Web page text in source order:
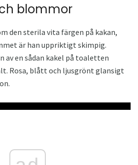
blommor
den sterila vita färgen på kakan,
är han uppriktigt skimpig.
en sådan kakel på toaletten
Rosa, blått och ljusgrönt glansigt